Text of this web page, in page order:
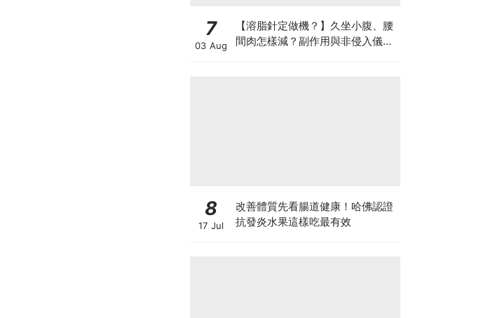
7
03 Aug
【溶脂針定做機？】久坐小腹、腰
間肉怎樣減？副作用與非侵入儀器
8
17 Jul
改善體質先看腸道健康！哈佛認證
抗發炎水果這樣吃最有效